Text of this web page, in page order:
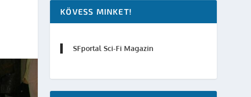
KÖVESS MINKET!
SFportal Sci-Fi Magazin